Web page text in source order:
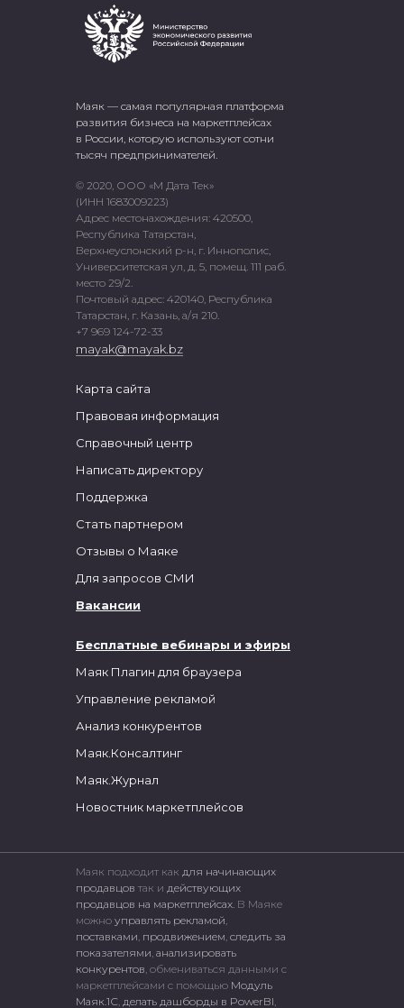
Маяк — самая популярная платформа
развития бизнеса на маркетплейсах
в России, которую используют сотни
тысяч предпринимателей.
© 2020, ООО «М Дата Тек»
(ИНН 1683009223)
Адрес местонахождения: 420500,
Республика Татарстан,
Верхнеуслонский р-н, г. Иннополис,
Университетская ул, д. 5, помещ. 111 раб.
место 29/2.
Почтовый адрес: 420140, Республика
Татарстан, г. Казань, а/я 210.
+7 969 124-72-33
mayak@mayak.bz
Бесплатные вебинары и эфиры
Маяк Плагин для браузера
Управление рекламой
Анализ конкурентов
Маяк.Консалтинг
Маяк.Журнал
Новостник маркетплейсов
Карта сайта
Правовая информация
Справочный центр
Написать директору
Поддержка
Стать партнером
Отзывы о Маяке
Для запросов СМИ
Вакансии
Маяк подходит как для начинающих
продавцов так и действующих
продавцов на маркетплейсах. В Маяке
можно управлять рекламой,
поставками, продвижением, следить за
показателями, анализировать
конкурентов, обмениваться данными с
маркетплейсами c помощью Модуль
Маяк.1С, делать дашборды в PowerBI,